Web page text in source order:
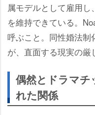
属モデルとして雇用
を維持できている。
呼ぶこと。同性婚法
が、直面する現実の厳
偶然とドラマチ
れた関係